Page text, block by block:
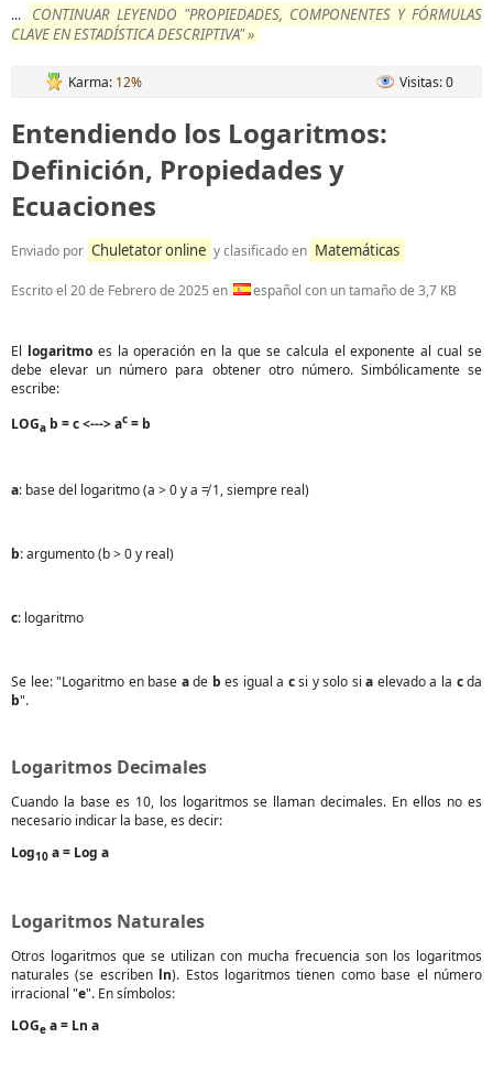
...
CONTINUAR LEYENDO "PROPIEDADES, COMPONENTES Y FÓRMULAS
CLAVE EN ESTADÍSTICA DESCRIPTIVA" »
Karma: 12% Visitas: 0
Entendiendo los Logaritmos:
Definición, Propiedades y
Ecuaciones
Enviado por Chuletator online y clasificado en Matemáticas
Escrito el 20 de Febrero de 2025 en español con un tamaño de 3,7 KB
El logaritmoes la operación en la que se calcula el exponente al cual se
debe elevar un número para obtener otro número. Simbólicamente se
escribe:
LOGa b = c <---> ac = b
a: base del logaritmo (a > 0 y a ≠ 1, siempre real)
b: argumento (b > 0 y real)
c: logaritmo
Se lee: "Logaritmo en base ade b es igual a csi y solo sia elevado a la cda
b".
Logaritmos Decimales
Cuando la base es 10, los logaritmos se llaman decimales. En ellos no es
necesario indicar la base, es decir:
Log10 a = Log a
Logaritmos Naturales
Otros logaritmos que se utilizan con mucha frecuencia son los logaritmos
naturales (se escriben ln). Estos logaritmos tienen como base el número
irracional "e". En símbolos:
LOGe a = Ln a